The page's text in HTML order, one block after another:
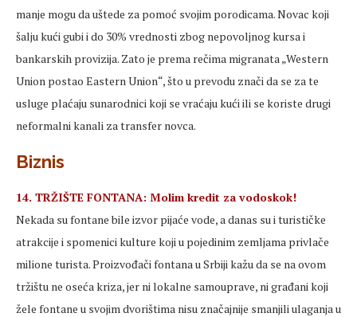
manje mogu da uštede za pomoć svojim porodicama. Novac koji
šalju kući gubi i do 30% vrednosti zbog nepovoljnog kursa i
bankarskih provizija. Zato je prema rečima migranata „Western
Union postao Eastern Union“, što u prevodu znači da se za te
usluge plaćaju sunarodnici koji se vraćaju kući ili se koriste drugi
neformalni kanali za transfer novca.
Biznis
14. TRŽIŠTE FONTANA: Molim kredit za vodoskok!
Nekada su fontane bile izvor pijaće vode, a danas su i turističke
atrakcije i spomenici kulture koji u pojedinim zemljama privlače
milione turista. Proizvođači fontana u Srbiji kažu da se na ovom
tržištu ne oseća kriza, jer ni lokalne samouprave, ni građani koji
žele fontane u svojim dvorištima nisu značajnije smanjili ulaganja u